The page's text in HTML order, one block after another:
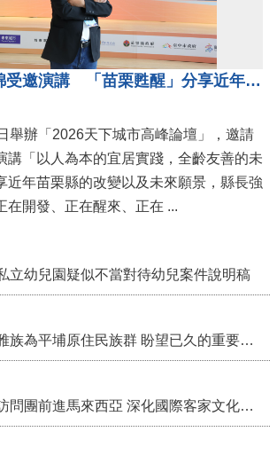
苗栗縣長鍾東錦受邀演講 「苗栗甦醒」分享近年轉變
舉辦「2026天下城市高峰論壇」，邀請
講「以人為本的宜居實踐，全齡友善的未
近年苗栗縣的改變以及未來願景，縣長強
調，苗栗是一個正在開發、正在醒來、正在 ...
立幼兒園疑似不當對待幼兒案件說明稿
行政院核定西拉雅族為平埔原住民族群 盼望已久的重要時刻到來！8月13日起受理民族成員名冊登記
苗栗客家青少年訪問團前進馬來西亞 深化國際客家文化交流